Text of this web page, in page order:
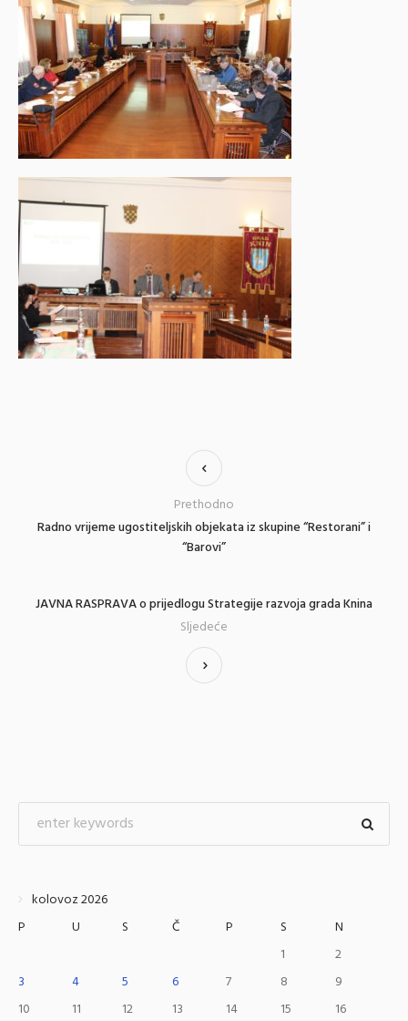
Radno vrijeme ugostiteljskih objekata iz skupine “Restorani” i
“Barovi”
Prethodno
JAVNA RASPRAVA o prijedlogu Strategije razvoja grada Knina
Sljedeće
kolovoz 2026
P
U S Č P S
N
1
2
3
4 5 6 7 8
9
10
11 12 13 14 15
16